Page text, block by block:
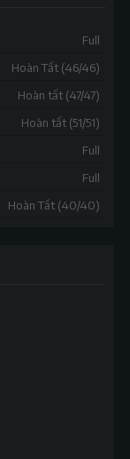
Full
Hoàn Tất (46/46)
Hoàn tất (47/47)
Hoàn tất (51/51)
Full
Full
Hoàn Tất (40/40)